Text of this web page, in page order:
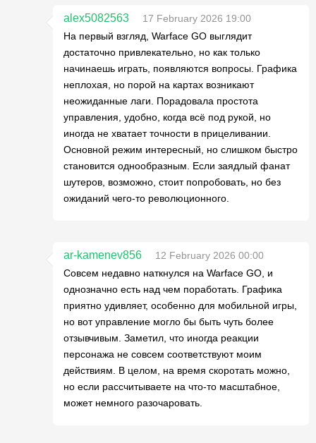
alex5082563
17 February 2026 19:00
На первый взгляд, Warface GO выглядит
достаточно привлекательно, но как только
начинаешь играть, появляются вопросы. Графика
неплохая, но порой на картах возникают
неожиданные лаги. Порадовала простота
управления, удобно, когда всё под рукой, но
иногда не хватает точности в прицеливании.
Основной режим интересный, но слишком быстро
становится однообразным. Если заядлый фанат
шутеров, возможно, стоит попробовать, но без
ожиданий чего-то революционного.
ar-kamenev856
12 February 2026 00:00
Совсем недавно наткнулся на Warface GO, и
однозначно есть над чем поработать. Графика
приятно удивляет, особенно для мобильной игры,
но вот управление могло бы быть чуть более
отзывчивым. Заметил, что иногда реакции
персонажа не совсем соответствуют моим
действиям. В целом, на время скоротать можно,
но если рассчитываете на что-то масштабное,
может немного разочаровать.